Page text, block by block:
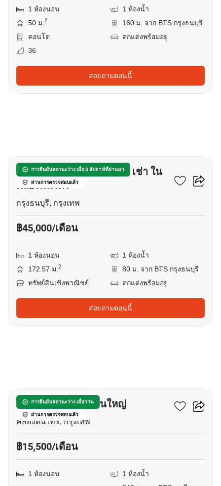
1 ห้องนอน
1 ห้องน้ำ
50 ม.2
160 ม. จาก BTS กรุงธนบุรี
คอนโด
ตกแต่งพร้อมอยู่
36
สอบถามตอนนี้
การยืนยันสถานะว่าง เมื่อ 3 สัปดาห์ที่ผ่านมา
ผ่านการตรวจสอบแล้ว
บาร์และร้านอาหาร สำหรับ เช่า ใน
คลองต้นไทร
กรุงธนบุรี, กรุงเทพ
฿45,000/เดือน
1 ห้องนอน
1 ห้องน้ำ
172.57 ม.2
80 ม. จาก BTS กรุงธนบุรี
ทรัพย์สินเชิงพาณิชย์
ตกแต่งพร้อมอยู่
สอบถามตอนนี้
การยืนยันสถานะว่าง เมื่อวาน
ผ่านการตรวจสอบแล้ว
ไอดีโอ สาทร-วงเวียนใหญ่
คลองต้นไทร, กรุงเทพ
฿15,500/เดือน
1 ห้องนอน 1 ห้องน้ำ